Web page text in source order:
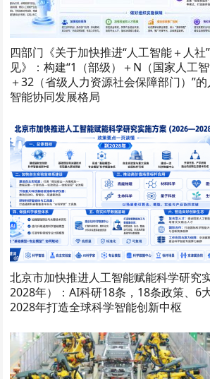
四部门《关于加快推进“人工智能＋人
见》：构建“1（部级）＋N（国家人工
＋32（省级人力资源社会保障部门）”
智能协同发展格局
北京市加快推进人工智能赋能科学研究
2028年）：AI科研18条，18条政策、6
2028年打造全球科学智能创新中枢